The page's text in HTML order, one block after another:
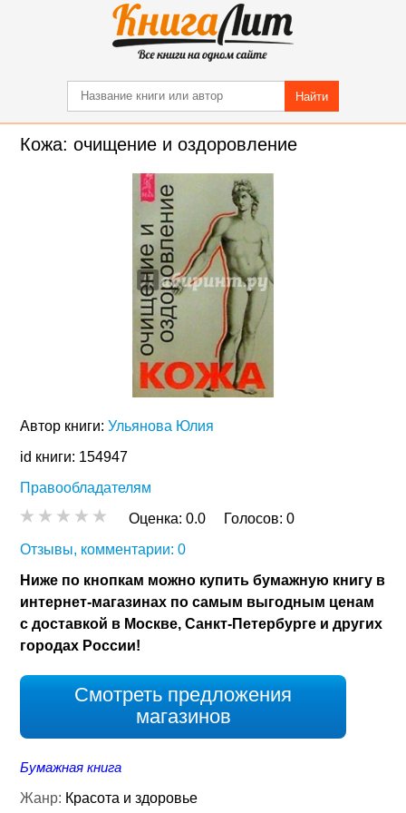
Найти
Кожа: очищение и оздоровление
Автор книги:Ульянова Юлия
id книги: 154947
Правообладателям
Оценка:0.0 Голосов:0
Отзывы, комментарии: 0
Ниже по кнопкам можно купить бумажную книгу в
интернет-магазинах по самым выгодным ценам
с доставкой в Москве, Санкт-Петербурге и других
городах России!
Смотреть предложения
магазинов
Бумажная книга
Жанр: Красота и здоровье